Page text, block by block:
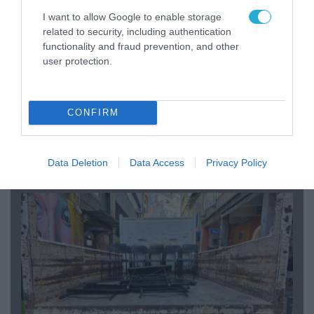
I want to allow Google to enable storage
related to security, including authentication
functionality and fraud prevention, and other
user protection.
CONFIRM
Data Deletion Data Access Privacy Policy
07.08.2026 | 20:02
Ο Γιάννης Αλαφούζος «τέλειωσε» τον
απομάκρυνσής του